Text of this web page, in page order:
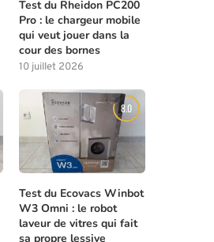
Test du Rheidon PC200
Pro : le chargeur mobile
qui veut jouer dans la
cour des bornes
10 juillet 2026
8.0
Test du Ecovacs Winbot
W3 Omni : le robot
laveur de vitres qui fait
sa propre lessive